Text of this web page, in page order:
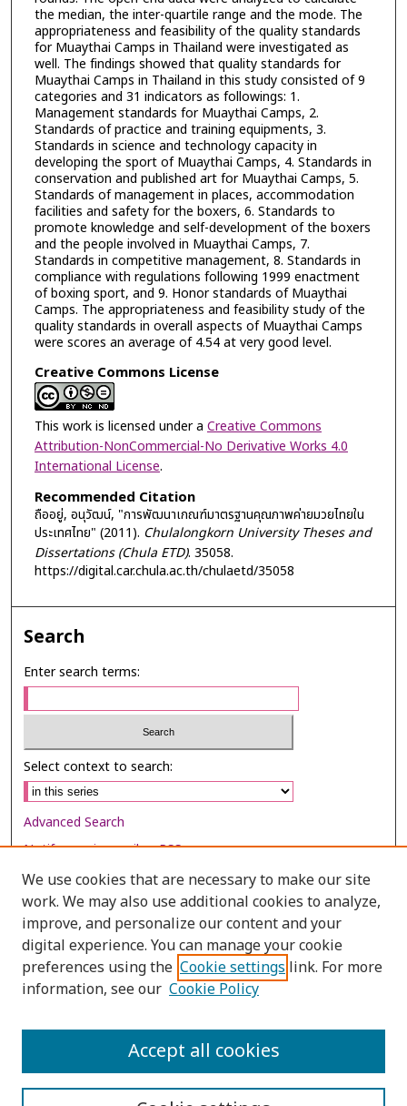
the median, the inter-quartile range and the mode. The
appropriateness and feasibility of the quality standards
for Muaythai Camps in Thailand were investigated as
well. The findings showed that quality standards for
Muaythai Camps in Thailand in this study consisted of 9
categories and 31 indicators as followings: 1.
Management standards for Muaythai Camps, 2.
Standards of practice and training equipments, 3.
Standards in science and technology capacity in
developing the sport of Muaythai Camps, 4. Standards in
conservation and published art for Muaythai Camps, 5.
Standards of management in places, accommodation
facilities and safety for the boxers, 6. Standards to
promote knowledge and self-development of the boxers
and the people involved in Muaythai Camps, 7.
Standards in competitive management, 8. Standards in
compliance with regulations following 1999 enactment
of boxing sport, and 9. Honor standards of Muaythai
Camps. The appropriateness and feasibility study of the
quality standards in overall aspects of Muaythai Camps
were scores an average of 4.54 at very good level.
Creative Commons License
This work is licensed under a Creative Commons
Attribution-NonCommercial-No Derivative Works 4.0
International License.
Recommended Citation
ถืออยู่, อนุวัฒน์, "การพัฒนาเกณฑ์มาตรฐานคุณภาพค่ายมวยไทยใน
ประเทศไทย" (2011). Chulalongkorn University Theses and
Dissertations (Chula ETD). 35058.
https://digital.car.chula.ac.th/chulaetd/35058
Search
Enter search terms:
Select context to search:
Advanced Search
Notify me via email orRSS
Browse
Collections
Disciplines
Authors
We use cookies that are necessary to make our site
work. We may also use additional cookies to analyze,
improve, and personalize our content and your
digital experience. You can manage your cookie
preferences using the Cookie settings link. For more
information, see our Cookie Policy
Accept all cookies